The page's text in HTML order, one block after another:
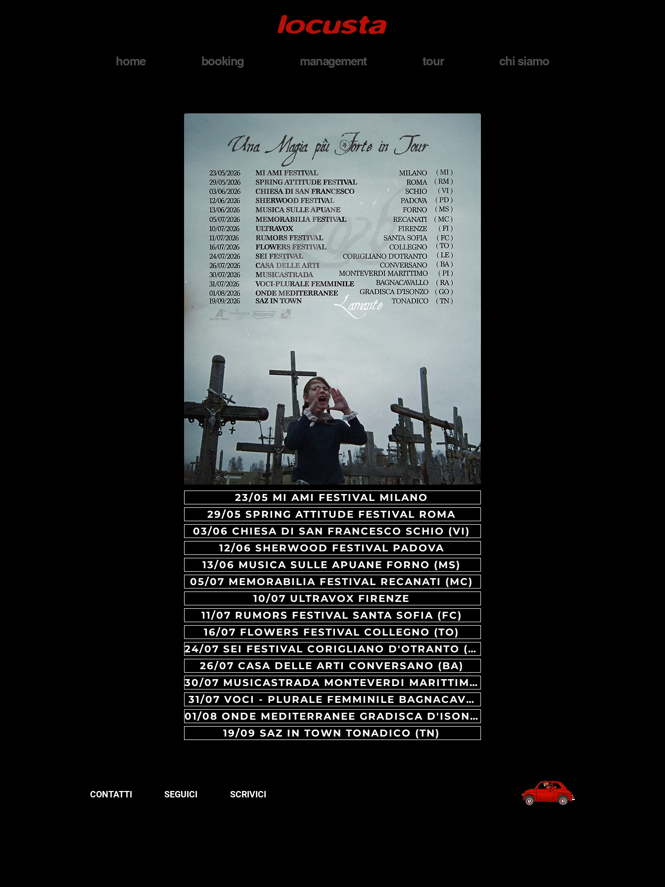
home booking management tour chi siamo
23/05 MI AMI FESTIVAL MILANO
29/05 SPRING ATTITUDE FESTIVAL ROMA
03/06 CHIESA DI SAN FRANCESCO SCHIO (VI)
12/06 SHERWOOD FESTIVAL PADOVA
13/06 MUSICA SULLE APUANE FORNO (MS)
05/07 MEMORABILIA FESTIVAL RECANATI (MC)
10/07 ULTRAVOX FIRENZE
11/07 RUMORS FESTIVAL SANTA SOFIA (FC)
16/07 FLOWERS FESTIVAL COLLEGNO (TO)
24/07 SEI FESTIVAL CORIGLIANO D'OTRANTO (LE)
26/07 CASA DELLE ARTI CONVERSANO (BA)
30/07 MUSICASTRADA MONTEVERDI MARITTIMO (PI)
31/07 VOCI - PLURALE FEMMINILE BAGNACAVALLO (RA)
01/08 ONDE MEDITERRANEE GRADISCA D'ISONZO (GO)
19/09 SAZ IN TOWN TONADICO (TN)
CONTATTI SEGUICI SCRIVICI